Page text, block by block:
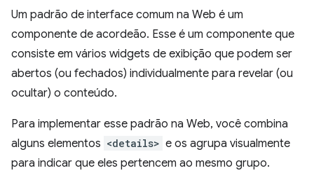
Um padrão de interface comum na Web é um
componente de acordeão. Esse é um componente que
consiste em vários widgets de exibição que podem ser
abertos (ou fechados) individualmente para revelar (ou
ocultar) o conteúdo.
Para implementar esse padrão na Web, você combina
alguns elementos <details> e os agrupa visualmente
para indicar que eles pertencem ao mesmo grupo.